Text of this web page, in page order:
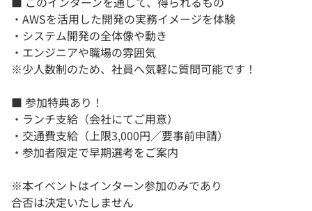
・AWSを活用した開発の実務イメージを体験
・システム開発の全体像や動き
・エンジニアや職場の雰囲気
※少人数制のため、社員へ気軽に質問可能です！
■ 参加特典あり！
・ランチ支給（会社にてご用意）
・交通費支給（上限3,000円／要事前申請）
・参加者限定で早期選考をご案内
※本イベントはインターン参加のみであり
合否は決定いたしません